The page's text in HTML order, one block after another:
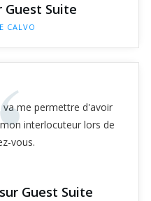
Guest Suite
CALVO
va me permettre d'avoir
interlocuteur lors de
vous.
Guest Suite